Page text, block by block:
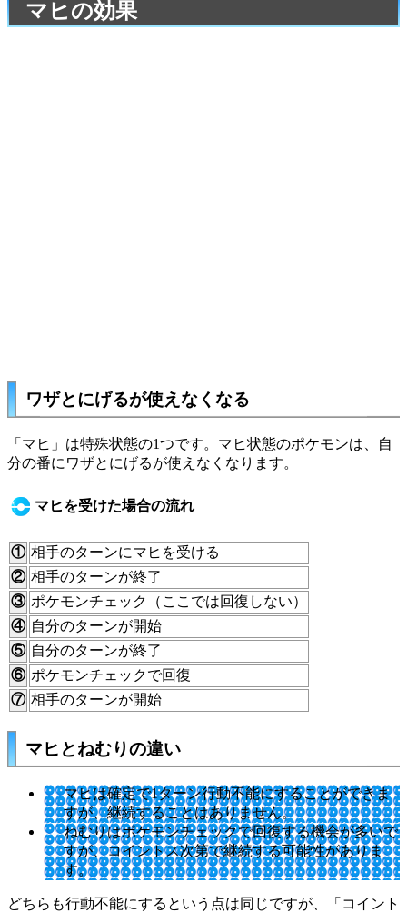
マヒの効果
ワザとにげるが使えなくなる
「マヒ」は特殊状態の1つです。マヒ状態のポケモンは、自
分の番にワザとにげるが使えなくなります。
マヒを受けた場合の流れ
① 相手のターンにマヒを受ける
② 相手のターンが終了
③ ポケモンチェック（ここでは回復しない）
④ 自分のターンが開始
⑤ 自分のターンが終了
⑥ ポケモンチェックで回復
⑦ 相手のターンが開始
マヒとねむりの違い
マヒは確定で1ターン行動不能にすることができま
すが、継続することはありません。
ねむりはポケモンチェックで回復する機会が多いで
すが、コイントス次第で継続する可能性がありま
す。
どちらも行動不能にするという点は同じですが、「コイント